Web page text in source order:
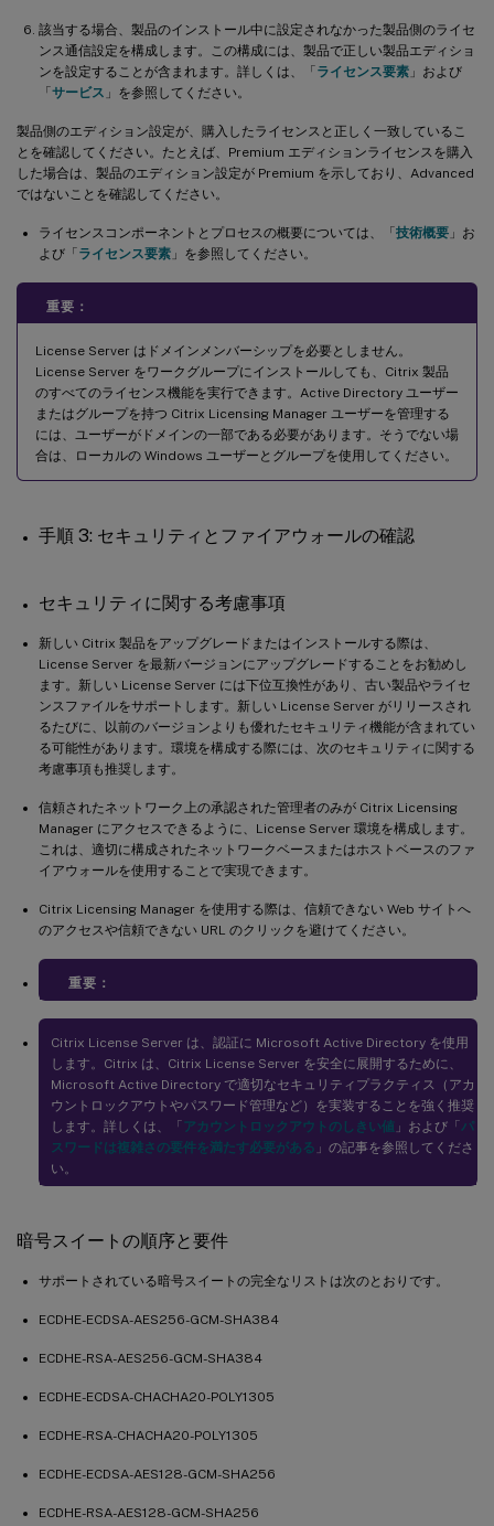
該当する場合、製品のインストール中に設定されなかった製品側のライセ
ンス通信設定を構成します。この構成には、製品で正しい製品エディショ
ンを設定することが含まれます。詳しくは、「ライセンス要素 」および
「サービス 」を参照してください。
製品側のエディション設定が、購入したライセンスと正しく一致しているこ
とを確認してください。たとえば、Premium エディションライセンスを購入
した場合は、製品のエディション設定が Premium を示しており、Advanced
ではないことを確認してください。
ライセンスコンポーネントとプロセスの概要については、「技術概要 」お
よび「ライセンス要素 」を参照してください。
重要：
License Server はドメインメンバーシップを必要としません。
License Server をワークグループにインストールしても、Citrix 製品
のすべてのライセンス機能を実行できます。Active Directory ユーザー
またはグループを持つ Citrix Licensing Manager ユーザーを管理する
には、ユーザーがドメインの一部である必要があります。そうでない場
合は、ローカルの Windows ユーザーとグループを使用してください。
手順 3: セキュリティとファイアウォールの確認
セキュリティに関する考慮事項
新しい Citrix 製品をアップグレードまたはインストールする際は、
License Server を最新バージョンにアップグレードすることをお勧めし
ます。新しい License Server には下位互換性があり、古い製品やライセ
ンスファイルをサポートします。新しい License Server がリリースされ
るたびに、以前のバージョンよりも優れたセキュリティ機能が含まれてい
る可能性があります。環境を構成する際には、次のセキュリティに関する
考慮事項も推奨します。
信頼されたネットワーク上の承認された管理者のみが Citrix Licensing
Manager にアクセスできるように、License Server 環境を構成します。
これは、適切に構成されたネットワークベースまたはホストベースのファ
イアウォールを使用することで実現できます。
Citrix Licensing Manager を使用する際は、信頼できない Web サイトへ
のアクセスや信頼できない URL のクリックを避けてください。
重要：
Citrix License Server は、認証に Microsoft Active Directory を使用
します。Citrix は、Citrix License Server を安全に展開するために、
Microsoft Active Directory で適切なセキュリティプラクティス（アカ
ウントロックアウトやパスワード管理など）を実装することを強く推奨
します。詳しくは、「アカウントロックアウトのしきい値 」および「パ
スワードは複雑さの要件を満たす必要がある 」の記事を参照してくださ
い。
暗号スイートの順序と要件
サポートされている暗号スイートの完全なリストは次のとおりです。
ECDHE-ECDSA-AES256-GCM-SHA384
ECDHE-RSA-AES256-GCM-SHA384
ECDHE-ECDSA-CHACHA20-POLY1305
ECDHE-RSA-CHACHA20-POLY1305
ECDHE-ECDSA-AES128-GCM-SHA256
ECDHE-RSA-AES128-GCM-SHA256